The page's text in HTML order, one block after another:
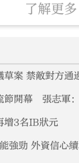
了解更多
草案 禁敵對方通
節開幕 張志軍
增3名IB狀元
強勁 外資信心